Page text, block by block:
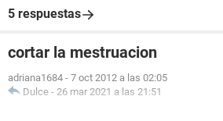
5 respuestas
cortar la mestruacion
adriana1684 - 7 oct 2012 a las 02:05
Dulce - 26 mar 2021 a las 21:51